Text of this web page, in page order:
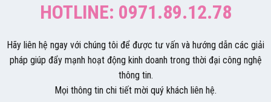
HOTLINE: 0971.89.12.78
Hãy liên hệ ngay với chúng tôi để được tư vấn và hướng dẫn các giải
pháp giúp đẩy mạnh hoạt động kinh doanh trong thời đại công nghệ
thông tin.
Mọi thông tin chi tiết mời quý khách liên hệ.